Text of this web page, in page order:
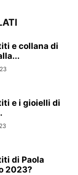
e collana di
e i gioielli di
di Paola
2023?